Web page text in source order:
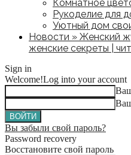
Комнатное
Рукоделие для
Уютный дом
Новости » Женский
женские секреты |
Sign in
Welcome!Log into your account
Вы забыли свой пароль?
Password recovery
Восстановите свой пароль